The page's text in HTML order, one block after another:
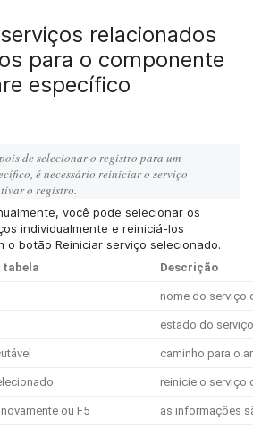
relacionados
para o componente
específico
de selecionar o registro para um
é necessário reiniciar o serviço
o registro.
você pode selecionar os
individualmente e reiniciá-los
o botão Reiniciar serviço selecionado.
tabela Descrição
nome do serviço
estado do serviço
caminho para o
reinicie o serviço
ou F5 as informações